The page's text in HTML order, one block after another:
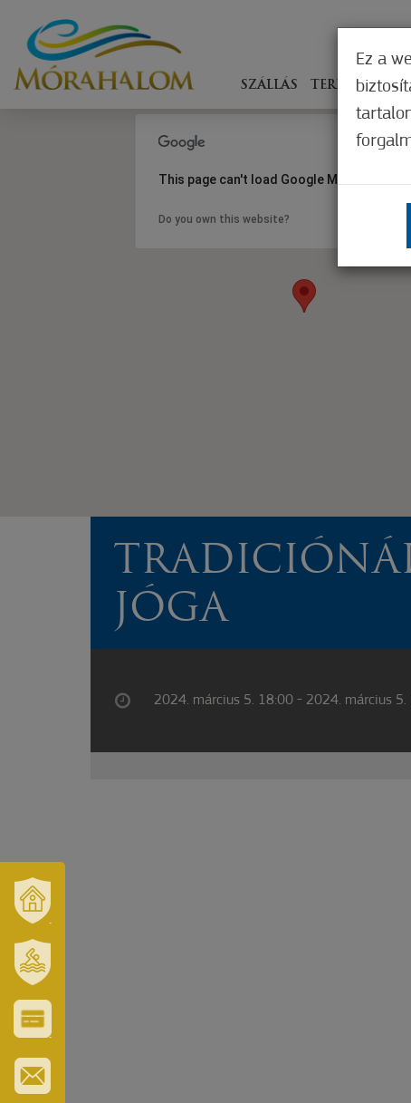
ÉS
TÉRSÉGÜNK
ERZSÉBET
GYÓGYFÜRDŐ
ÉS
TURISZTIKAI
KÁRTYA
SZÁLLÁS TERÍTÉKEN
This page can't load Google Maps
Do you own this website?
JÓGA
2024. március 5. 18:00 - 2024. március 5.
Ez a